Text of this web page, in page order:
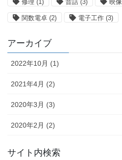
修理 (1) 昔話 (3) 映像
関数電卓 (2) 電子工作 (3)
アーカイブ
2022年10月 (1)
2021年4月 (2)
2020年3月 (3)
2020年2月 (2)
サイト内検索